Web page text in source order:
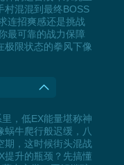
村混混到最终BOSS
连招爽感还是挑战
最可靠的战力保障
极限状态的拳风下像
，低EX能量堪称神
牛爬行般迟缓，八
期，这时候街头混战
提升的瓶颈？先搞懂